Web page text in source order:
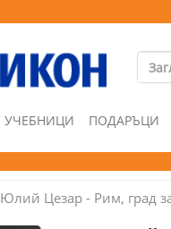
УЧЕБНИЦИ ПОДАРЪЦИ
Юлий Цезар - Рим, град